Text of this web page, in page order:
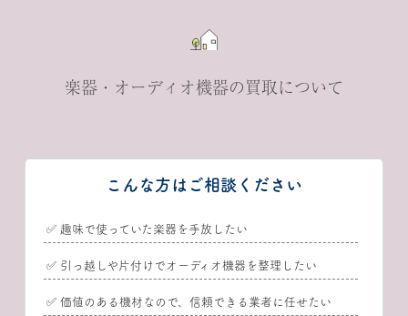
楽器・オーディオ機器の買取について
こんな方はご相談ください
✅ 趣味で使っていた楽器を手放したい
✅ 引っ越しや片付けでオーディオ機器を整理したい
✅ 価値のある機材なので、信頼できる業者に任せたい